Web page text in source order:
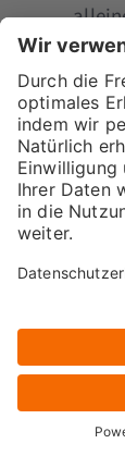
viel